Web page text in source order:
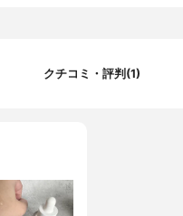
クチコミ・評判(1)